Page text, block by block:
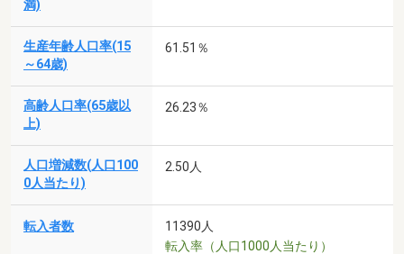
満)
生産年齢人口率(15
～64歳)
61.51％
高齢人口率(65歳以
上)
26.23％
人口増減数(人口100
0人当たり)
2.50人
転入者数
11390人
転入率（人口1000人当たり）